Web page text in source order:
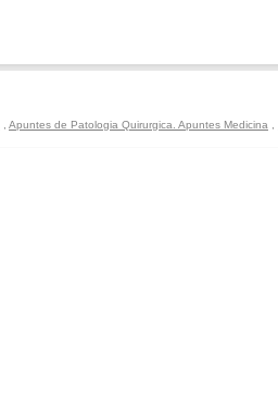
Apuntes de Patologia Quirurgica. Apuntes Medicina